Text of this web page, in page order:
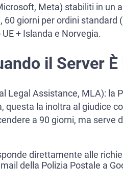
Meta) stabiliti in un
giorni per ordini
+ Islanda e Norvegia.
il Server
Legal Assistance, MLA): la
la inoltra al giudice
a 90 giorni, ma
direttamente alle
della Polizia Postale a